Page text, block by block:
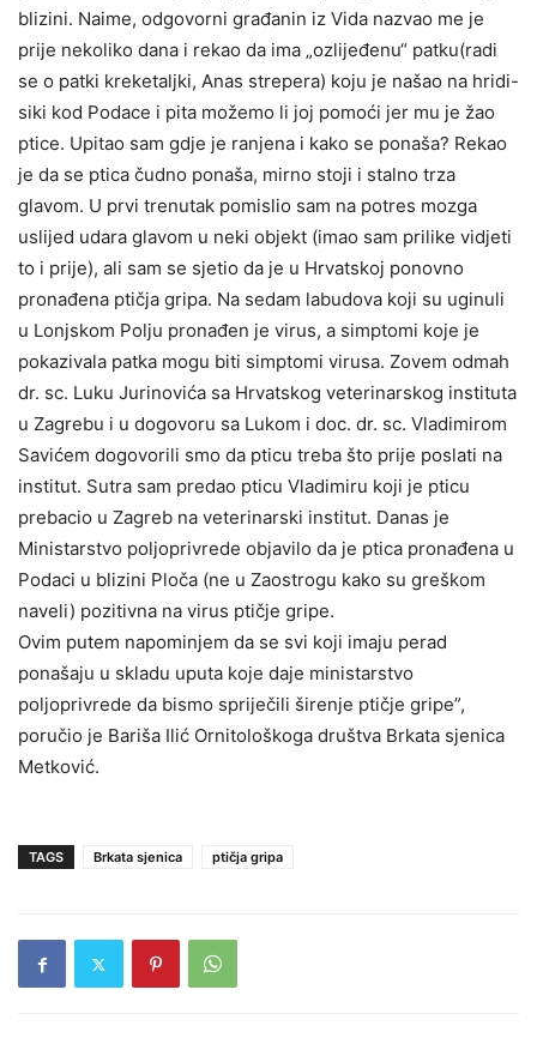
blizini. Naime, odgovorni građanin iz Vida nazvao me je
prije nekoliko dana i rekao da ima „ozlijeđenu“ patku(radi
se o patki kreketaljki, Anas strepera) koju je našao na hridi-
siki kod Podace i pita možemo li joj pomoći jer mu je žao
ptice. Upitao sam gdje je ranjena i kako se ponaša? Rekao
je da se ptica čudno ponaša, mirno stoji i stalno trza
glavom. U prvi trenutak pomislio sam na potres mozga
uslijed udara glavom u neki objekt (imao sam prilike vidjeti
to i prije), ali sam se sjetio da je u Hrvatskoj ponovno
pronađena ptičja gripa. Na sedam labudova koji su uginuli
u Lonjskom Polju pronađen je virus, a simptomi koje je
pokazivala patka mogu biti simptomi virusa. Zovem odmah
dr. sc. Luku Jurinovića sa Hrvatskog veterinarskog instituta
u Zagrebu i u dogovoru sa Lukom i doc. dr. sc. Vladimirom
Savićem dogovorili smo da pticu treba što prije poslati na
institut. Sutra sam predao pticu Vladimiru koji je pticu
prebacio u Zagreb na veterinarski institut. Danas je
Ministarstvo poljoprivrede objavilo da je ptica pronađena u
Podaci u blizini Ploča (ne u Zaostrogu kako su greškom
naveli) pozitivna na virus ptičje gripe.
Ovim putem napominjem da se svi koji imaju perad
ponašaju u skladu uputa koje daje ministarstvo
poljoprivrede da bismo spriječili širenje ptičje gripe”,
poručio je Bariša Ilić Ornitološkoga društva Brkata sjenica
Metković.
TAGS Brkata sjenica ptičja gripa